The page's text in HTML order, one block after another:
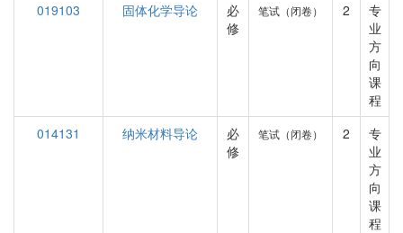
019103
固体化学导论
必
修
笔试（闭卷） 2
专
业
方
向
课
程
014131
纳米材料导论
必
修
笔试（闭卷） 2
专
业
方
向
课
程